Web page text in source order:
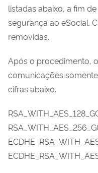
listadas abaixo, a fim
segurança ao eSocial.
removidas.
Após o procedimento,
comunicações
cifras abaixo.